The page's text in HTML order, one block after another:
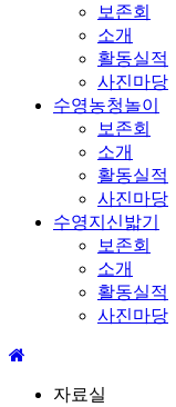
보존회
소개
활동실적
사진마당
수영농청놀이
보존회
소개
활동실적
사진마당
수영지신밟기
보존회
소개
활동실적
사진마당
자료실